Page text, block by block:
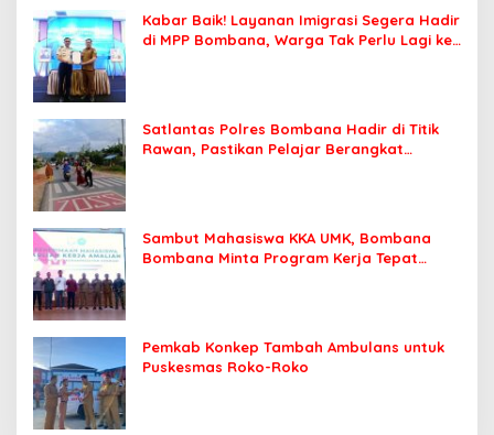
Kabar Baik! Layanan Imigrasi Segera Hadir
di MPP Bombana, Warga Tak Perlu Lagi ke
Satlantas Polres Bombana Hadir di Titik
Rawan, Pastikan Pelajar Berangkat
Sambut Mahasiswa KKA UMK, Bombana
Bombana Minta Program Kerja Tepat
Pemkab Konkep Tambah Ambulans untuk
Puskesmas Roko-Roko